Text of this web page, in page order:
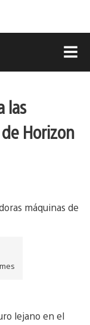
las
Horizon
lejano en el